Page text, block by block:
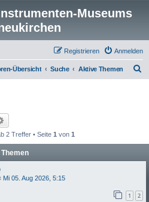
Museums
Anmelden
Registrieren
Übersicht Suche Aktive Themen
2 Treffer • Seite 1 von 1
Themen
Mi 05. Aug 2026, 5:15
1 2